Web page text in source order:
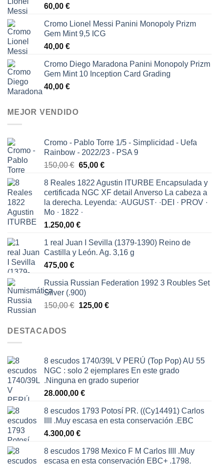
60,00 €
Cromo Lionel Messi Panini Monopoly Prizm
Gem Mint 9,5 ICG
40,00 €
Cromo Diego Maradona Panini Monopoly Prizm
Gem Mint 10 Inception Card Grading
40,00 €
MEJOR VENDIDO
Cromo - Pablo Torre 1/5 - Simplicidad - Uefa
Rainbow - 2022/23 - PSA 9
150,00€ El
original
era:
150,00 €.
65,00 €El
actual
es:
65,00 €.
8 Reales 1822 Agustin ITURBE Encapsulada y
certificada NGC XF detail Anverso La cabeza a
la derecha. Leyenda: ·AUGUST· ·DEI · PROV ·
Mo · 1822 ·
1.250,00 €
1 real Juan I Sevilla (1379-1390) Reino de
Castilla y León. Ag. 3,16 g
475,00 €
Russia Russian Federation 1992 3 Roubles Set
Silver (.900)
150,00€ El
125,00 €El
DESTACADOS
8 escudos 1740/39L V PERÚ (Top Pop) AU 55
NGC : solo 2 ejemplares En este grado
.Ninguna en grado superior
28.000,00 €
8 escudos 1793 Potosí PR. ((Cy14491) Carlos
IIII .Muy escasa en esta conservación .EBC
4.300,00 €
8 escudos 1798 Mexico F M Carlos IIII .Muy
escasa en esta conservación EBC+ .1798.